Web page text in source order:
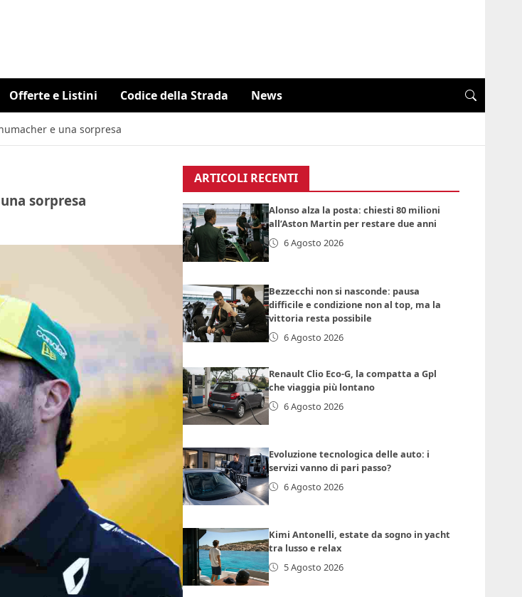
Offerte e Listini Codice della Strada News
e una sorpresa
sorpresa
ARTICOLI RECENTI
Alonso alza la posta: chiesti 80 milioni
all’Aston Martin per restare due anni
6 Agosto 2026
Bezzecchi non si nasconde: pausa
difficile e condizione non al top, ma la
vittoria resta possibile
6 Agosto 2026
Renault Clio Eco-G, la compatta a Gpl
che viaggia più lontano
6 Agosto 2026
Evoluzione tecnologica delle auto: i
servizi vanno di pari passo?
6 Agosto 2026
Kimi Antonelli, estate da sogno in yacht
tra lusso e relax
5 Agosto 2026